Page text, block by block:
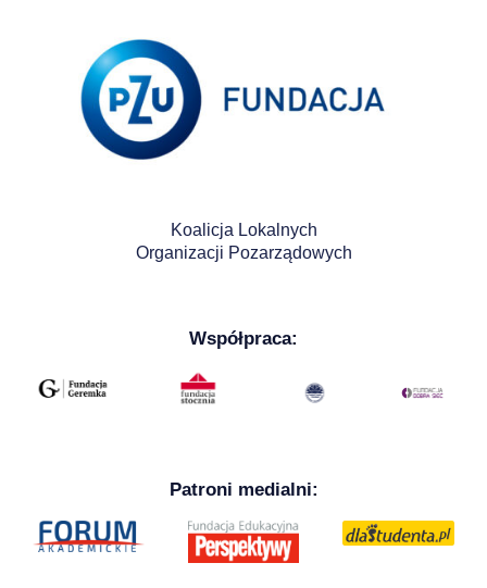
Koalicja Lokalnych
Organizacji Pozarządowych
Współpraca:
Patroni medialni: